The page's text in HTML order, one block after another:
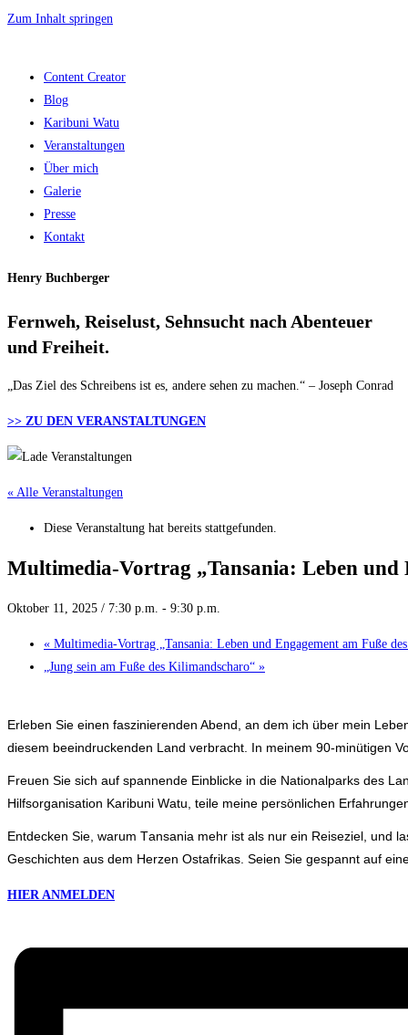
Zum Inhalt springen
Content Creator
Blog
Karibuni Watu
Veranstaltungen
Über mich
Galerie
Presse
Kontakt
Henry Buchberger
Fernweh, Reiselust, Sehnsucht nach Abenteuer
und Freiheit.
„Das Ziel des Schreibens ist es, andere sehen zu machen.“ – Joseph Conrad
>> ZU DEN VERANSTALTUNGEN
« Alle Veranstaltungen
Diese Veranstaltung hat bereits stattgefunden.
Multimedia-Vortrag „Tansania: Leben und
Oktober 11, 2025 / 7:30 p.m. - 9:30 p.m.
« Multimedia-Vortrag „Tansania: Leben und Engagement am Fuße
„Jung sein am Fuße des Kilimandscharo“ »
Erleben Sie einen faszinierenden Abend, an dem ich über mein
diesem beeindruckenden Land verbracht. In meinem 90-minütigen
Freuen Sie sich auf spannende Einblicke in die Nationalparks des
Hilfsorganisation Karibuni Watu, teile meine persönlichen
Entdecken Sie, warum Tansania mehr ist als nur ein Reiseziel, und
Geschichten aus dem Herzen Ostafrikas. Seien Sie gespannt auf
HIER ANMELDEN